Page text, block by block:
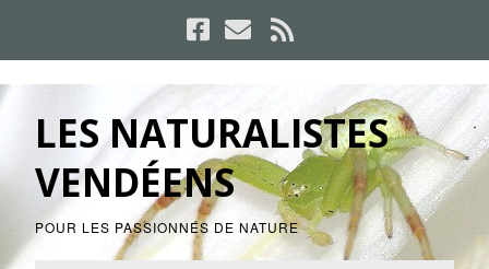
LES NATURALISTES
VENDÉENS
POUR LES PASSIONNÉS DE NATURE